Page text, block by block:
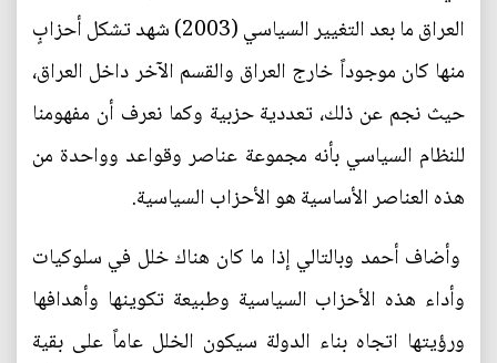
العراق ما بعد التغيير السياسي (2003) شهد تشكل أحزابٍ
منها كان موجوداً خارج العراق والقسم الآخر داخل العراق،
حيث نجم عن ذلك، تعددية حزبية وكما نعرف أن مفهومنا
للنظام السياسي بأنه مجموعة عناصر وقواعد وواحدة من
هذه العناصر الأساسية هو الأحزاب السياسية.
وأضاف أحمد وبالتالي إذا ما كان هناك خلل في سلوكيات
وأداء هذه الأحزاب السياسية وطبيعة تكوينها وأهدافها
ورؤيتها اتجاه بناء الدولة سيكون الخلل عاماً على بقية